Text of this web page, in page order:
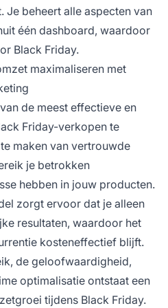
Je beheert alle aspecten van
één dashboard, waardoor
Black Friday.
maximaliseren met
de meest effectieve en
Friday-verkopen te
maken van vertrouwde
je betrokken
hebben in jouw producten.
zorgt ervoor dat je alleen
resultaten, waardoor het
kosteneffectief blijft.
de geloofwaardigheid,
optimalisatie ontstaat een
tijdens Black Friday.